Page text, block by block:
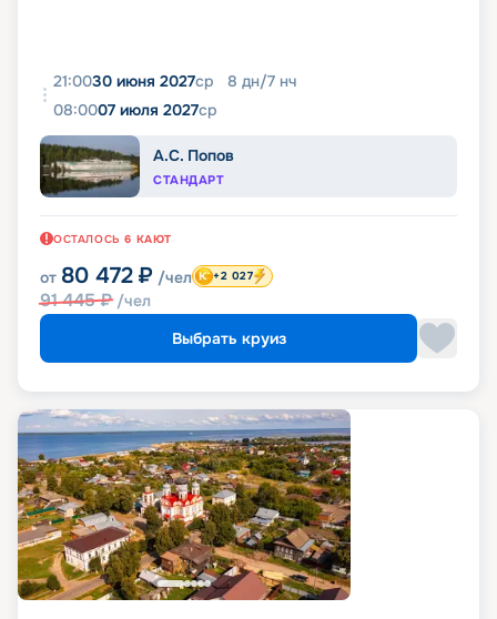
21:0030 июня 2027ср 8 дн/7 нч
08:0007 июля 2027ср
А.С. Попов
СТАНДАРТ
ОСТАЛОСЬ 6 КАЮТ
от 80 472 ₽ /чел
91 445₽ /чел
+2 027
Выбрать круиз